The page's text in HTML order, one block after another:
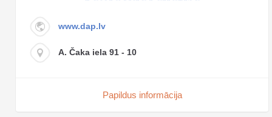
www.dap.lv
A. Čaka iela 91 - 10
Papildus informācija